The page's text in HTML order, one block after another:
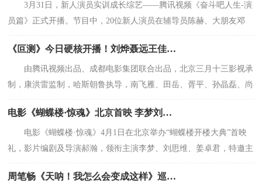
3月31日，新人演员实训成长综艺——腾讯视频《奋斗吧人生-演
员篇》正式开播。节目中，20位新人演员在辅导员陈赫、大朋友邓
《叵测》今日硬核开播！刘烨聂远王佳佳演绎罪案众生相
由腾讯视频出品、成都电影集团联合出品，北京三月十三影视承
制，康洪雷监制，哈斯朝鲁执导，南飞雁、田岳、胥平、孙晶磊、尚
电影《蝴蝶楼·惊魂》北京首映 李梦刘思维姜卓君周铁上演惊魂迷局反杀
电影《蝴蝶楼·惊魂》4月1日在北京举办“蝴蝶楼开楼大典”首映
礼，影片编剧及导演郝瀚，领衔主演李梦、刘思维、姜卓君，特邀主
周笔畅《天呐！我怎么会变成这样》巡演纪录片 定格台前幕后精彩瞬间